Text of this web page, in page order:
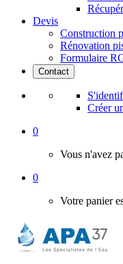
Devis
Construction
Rénovation
Formulaire
Contact
Créer
0
Vous n'avez
0
Votre panier